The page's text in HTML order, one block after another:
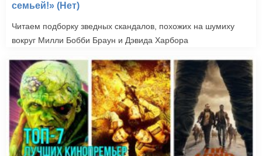
семьей!» (Нет)
Читаем подборку зведных скандалов, похожих на шумиху
вокруг Милли Бобби Браун и Дэвида Харбора